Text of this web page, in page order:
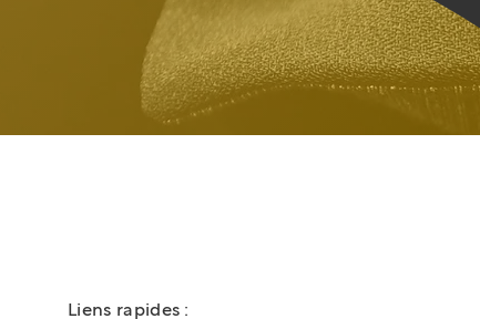
Liens rapides :